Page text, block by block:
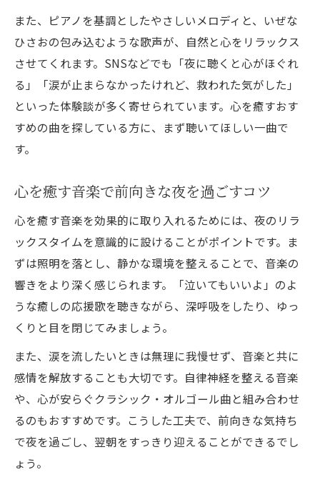
JPopやヒーリング音楽で自己肯定感向上
深呼吸とともに聴きたい安らぎの音楽体験
🌸心に寄り添う癒しの応援歌🌸と深呼吸の
相乗効果
泣いてもいいよで心身ともにリラックスす
感
夜のリセットにおすすめの音楽体験とは
心が落ち着く曲で深呼吸を習慣化する秘訣
また、ピアノを基調としたやさしいメロディと、いぜな
ひさおの包み込むような歌声が、自然と心をリラックス
させてくれます。SNSなどでも「夜に聴くと心がほぐれ
る」「涙が止まらなかったけれど、救われた気がした」
といった体験談が多く寄せられています。心を癒すおす
すめの曲を探している方に、まず聴いてほしい一曲で
す。
心を癒す音楽で前向きな夜を過ごすコツ
心を癒す音楽を効果的に取り入れるためには、夜のリラ
ックスタイムを意識的に設けることがポイントです。ま
ずは照明を落とし、静かな環境を整えることで、音楽の
響きをより深く感じられます。「泣いてもいいよ」のよ
うな癒しの応援歌を聴きながら、深呼吸をしたり、ゆっ
くりと目を閉じてみましょう。
また、涙を流したいときは無理に我慢せず、音楽と共に
感情を解放することも大切です。自律神経を整える音楽
や、心が安らぐクラシック・オルゴール曲と組み合わせ
るのもおすすめです。こうした工夫で、前向きな気持ち
で夜を過ごし、翌朝をすっきり迎えることができるでし
ょう。